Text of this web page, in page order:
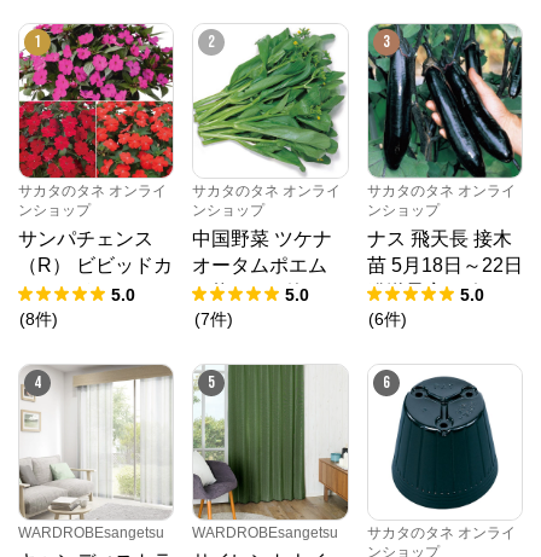
1
サカタのタネ オンライ
ンショップ
サンパチェンス
（R） ビビッドカ
ラー 3種セット 4
月6日～10日発送
株）1組
5.0
(8件)
2
サカタのタネ オンライ
ンショップ
中国野菜 ツケナ
オータムポエム
（約19000粒） 1
dL 袋
5.0
(7件)
3
サカタのタネ オンライ
ンショップ
ナス 飛天長 接木
苗 5月18日～22日
発送予定 6ポット
1組
5.0
(6件)
4
WARDROBEsangetsu
5
WARDROBEsangetsu
6
サカタのタネ オンライ
ンショップ